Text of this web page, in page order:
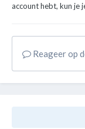
account hebt, kun je
Reageer op